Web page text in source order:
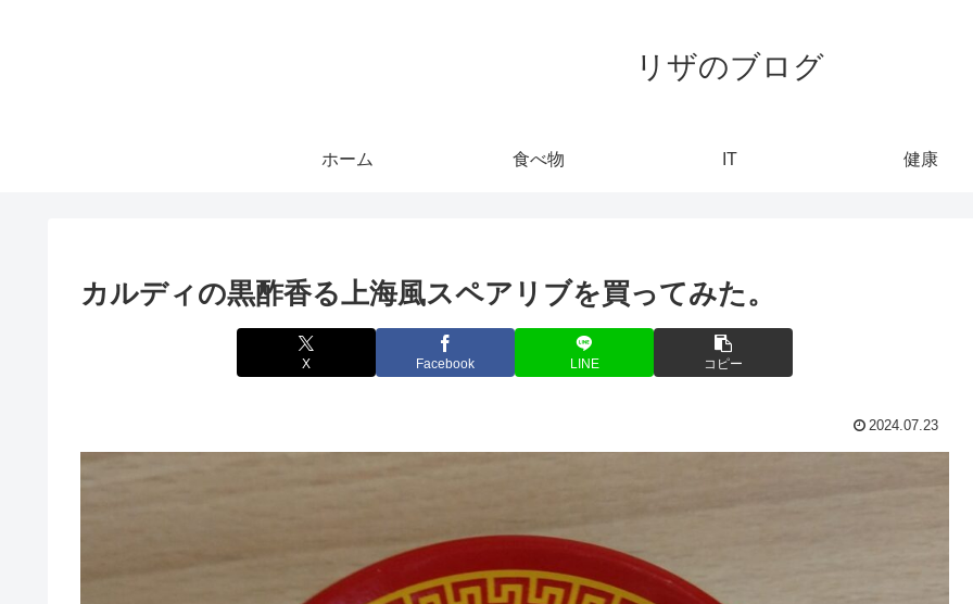
リザのブログ
ホーム 食べ物 IT 健康
カルディの黒酢香る上海風スペアリブを買ってみた。
X Facebook LINE コピー
2024.07.23